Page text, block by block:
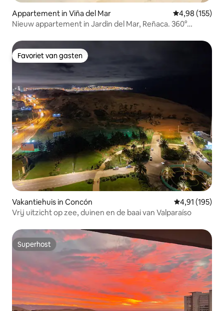
Appartement in Viña del Mar Gemiddelde
4,98 (155)
Nieuw appartement in Jardin del Mar, Reñaca. 360°
Favoriet van gasten
Favoriet van gasten
Vakantiehuis in Concón Gemiddelde
4,91 (195)
Vrij uitzicht op zee, duinen en de baai van Valparaíso
Superhost
Superhost